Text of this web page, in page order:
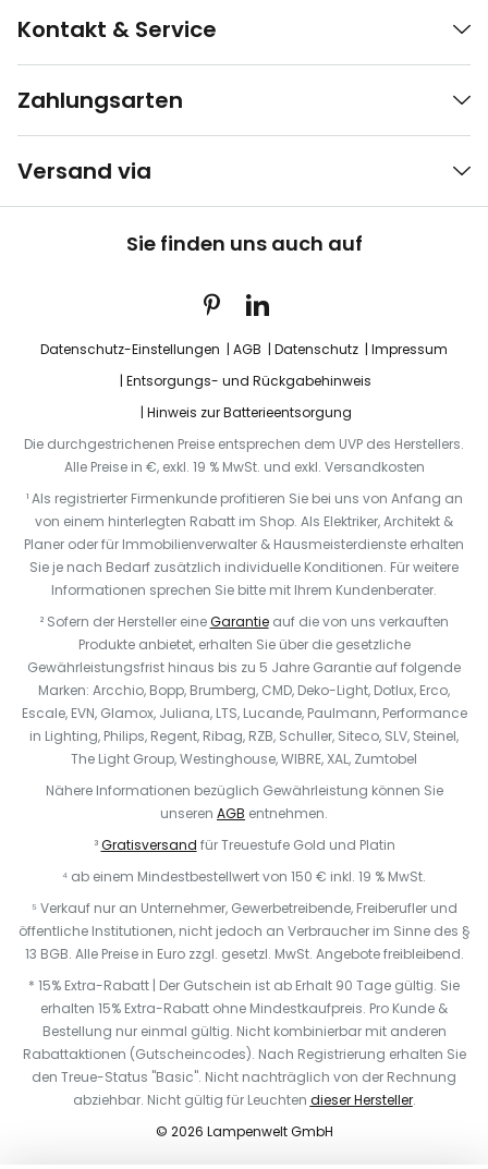
Kontakt & Service
Zahlungsarten
Versand via
Sie finden uns auch auf
Datenschutz-Einstellungen AGB Datenschutz
Impressum
Entsorgungs- und Rückgabehinweis
Hinweis zur Batterieentsorgung
Die durchgestrichenen Preise entsprechen dem UVP des Herstellers.
Alle Preise in €, exkl. 19 % MwSt. und exkl. Versandkosten
¹ Als registrierter Firmenkunde profitieren Sie bei uns von Anfang an
von einem hinterlegten Rabatt im Shop. Als Elektriker, Architekt &
Planer oder für Immobilienverwalter & Hausmeisterdienste erhalten
Sie je nach Bedarf zusätzlich individuelle Konditionen. Für weitere
Informationen sprechen Sie bitte mit Ihrem Kundenberater.
² Sofern der Hersteller eineGarantieauf die von uns verkauften
Produkte anbietet, erhalten Sie über die gesetzliche
Gewährleistungsfrist hinaus bis zu 5 Jahre Garantie auf folgende
Marken: Arcchio, Bopp, Brumberg, CMD, Deko-Light, Dotlux, Erco,
Escale, EVN, Glamox, Juliana, LTS, Lucande, Paulmann, Performance
in Lighting, Philips, Regent, Ribag, RZB, Schuller, Siteco, SLV, Steinel,
The Light Group, Westinghouse, WIBRE, XAL, Zumtobel
Nähere Informationen bezüglich Gewährleistung können Sie
unseren AGB entnehmen.
³Gratisversand für Treuestufe Gold und Platin
⁴ ab einem Mindestbestellwert von 150 € inkl. 19 % MwSt.
⁵ Verkauf nur an Unternehmer, Gewerbetreibende, Freiberufler und
öffentliche Institutionen, nicht jedoch an Verbraucher im Sinne des §
13 BGB. Alle Preise in Euro zzgl. gesetzl. MwSt. Angebote freibleibend.
* 15% Extra-Rabatt | Der Gutschein ist ab Erhalt 90 Tage gültig. Sie
erhalten 15% Extra-Rabatt ohne Mindestkaufpreis. Pro Kunde &
Bestellung nur einmal gültig. Nicht kombinierbar mit anderen
Rabattaktionen (Gutscheincodes). Nach Registrierung erhalten Sie
den Treue-Status "Basic". Nicht nachträglich von der Rechnung
abziehbar. Nicht gültig für Leuchten dieser Hersteller.
© 2026 Lampenwelt GmbH